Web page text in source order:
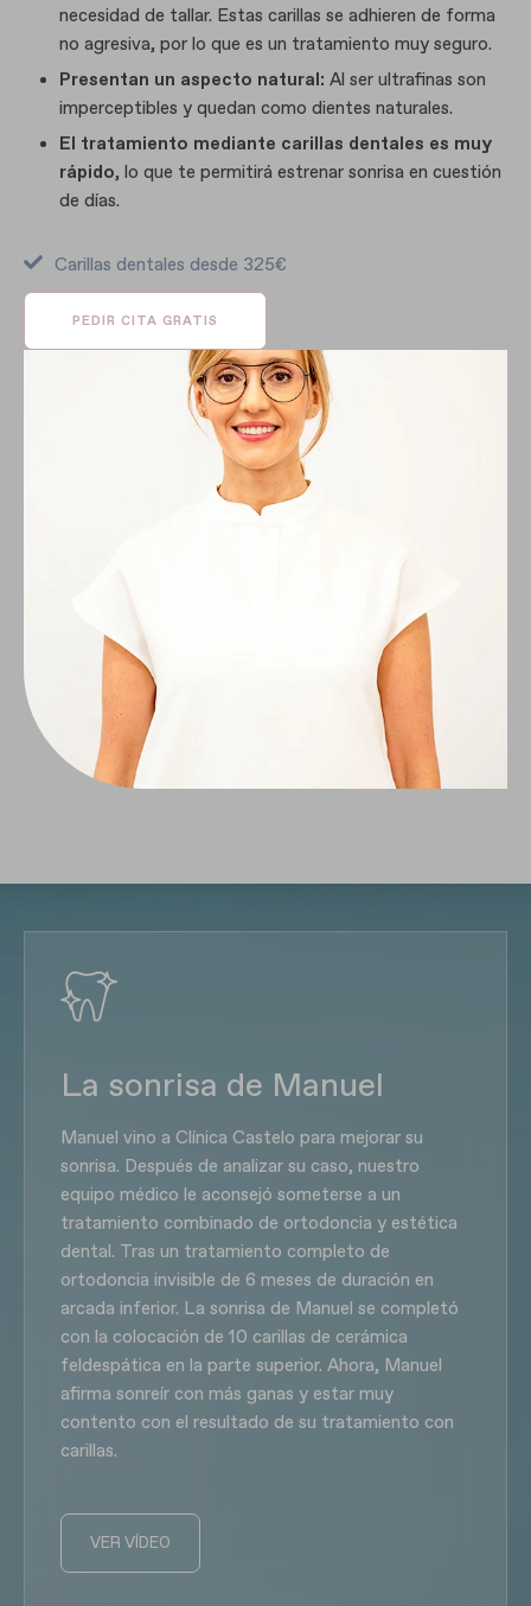
necesidad de tallar. Estas carillas se adhieren de forma
no agresiva, por lo que es un tratamiento muy seguro.
Presentan un aspecto natural: Al ser ultrafinas son
imperceptibles y quedan como dientes naturales.
El tratamiento mediante carillas dentales es muy
rápido, lo que te permitirá estrenar sonrisa en cuestión
de días.
Carillas dentales desde 325€
PEDIR CITA GRATIS
La sonrisa de Manuel
Manuel vino a Clínica Castelo para mejorar su
sonrisa. Después de analizar su caso, nuestro
equipo médico le aconsejó someterse a un
tratamiento combinado de ortodoncia y estética
dental. Tras un tratamiento completo de
ortodoncia invisible de 6 meses de duración en
arcada inferior. La sonrisa de Manuel se completó
con la colocación de 10 carillas de cerámica
feldespática en la parte superior. Ahora, Manuel
afirma sonreír con más ganas y estar muy
contento con el resultado de su tratamiento con
carillas.
VER VÍDEO